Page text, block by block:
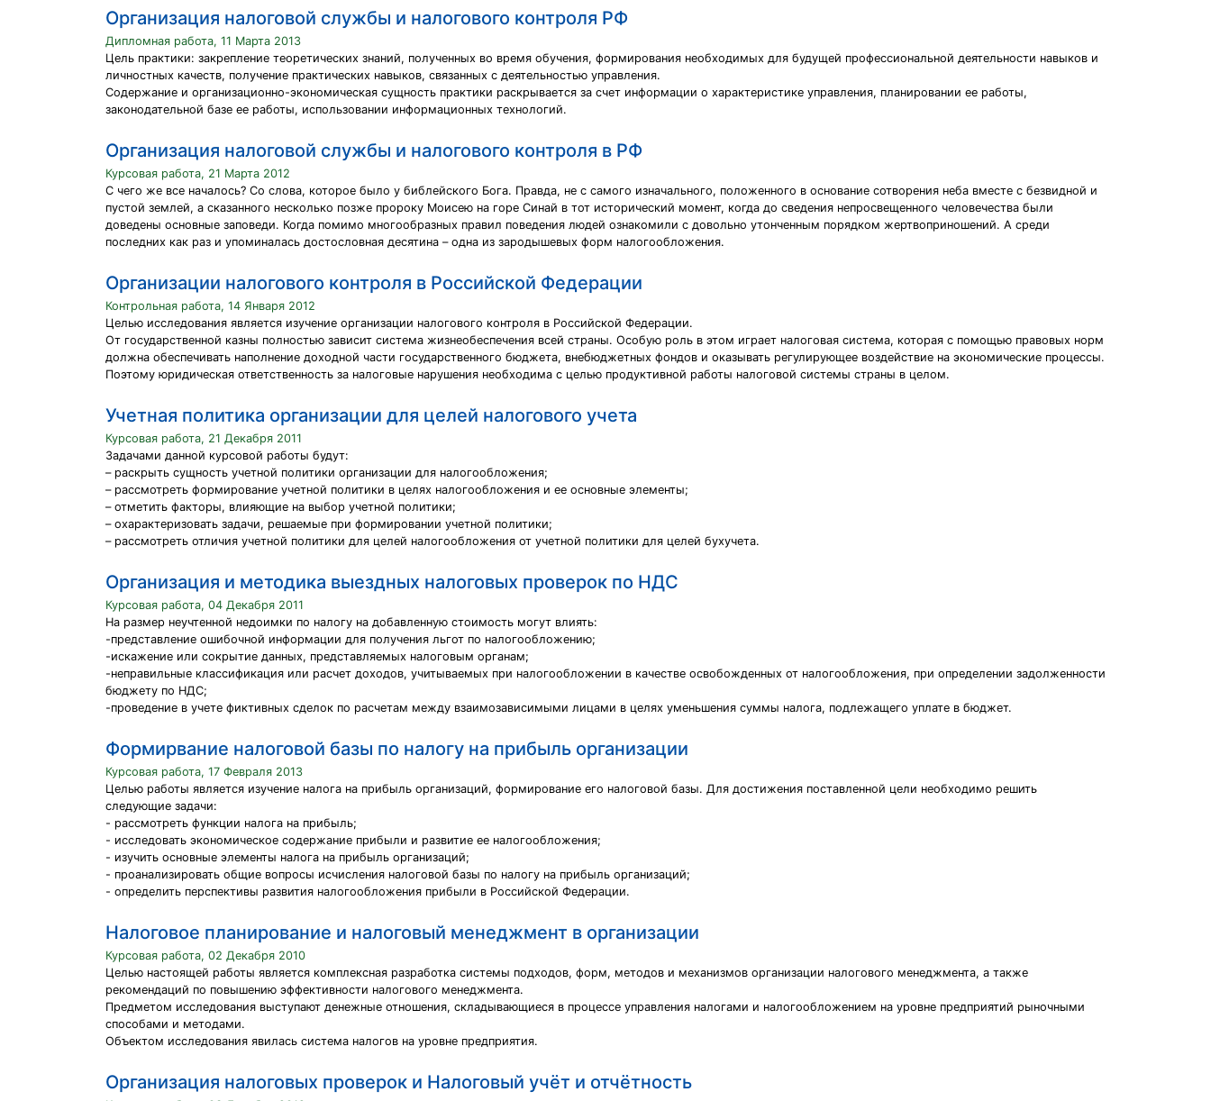
Организация налоговой службы и налогового контроля РФ
Дипломная работа, 11 Марта 2013
Цель практики: закрепление теоретических знаний, полученных во время обучения, формирования необходимых для будущей профессиональной деятельности навыков и
личностных качеств, получение практических навыков, связанных с деятельностью управления.
Содержание и организационно-экономическая сущность практики раскрывается за счет информации о характеристике управления, планировании ее работы,
законодательной базе ее работы, использовании информационных технологий.
Организация налоговой службы и налогового контроля в РФ
Курсовая работа, 21 Марта 2012
С чего же все началось? Со слова, которое было у библейского Бога. Правда, не с самого изначального, положенного в основание сотворения неба вместе с безвидной и
пустой землей, а сказанного несколько позже пророку Моисею на горе Синай в тот исторический момент, когда до сведения непросвещенного человечества были
доведены основные заповеди. Когда помимо многообразных правил поведения людей ознакомили с довольно утонченным порядком жертвоприношений. А среди
последних как раз и упоминалась достословная десятина – одна из зародышевых форм налогообложения.
Организации налогового контроля в Российской Федерации
Контрольная работа, 14 Января 2012
Целью исследования является изучение организации налогового контроля в Российской Федерации.
От государственной казны полностью зависит система жизнеобеспечения всей страны. Особую роль в этом играет налоговая система, которая с помощью правовых норм
должна обеспечивать наполнение доходной части государственного бюджета, внебюджетных фондов и оказывать регулирующее воздействие на экономические процессы.
Поэтому юридическая ответственность за налоговые нарушения необходима с целью продуктивной работы налоговой системы страны в целом.
Учетная политика организации для целей налогового учета
Курсовая работа, 21 Декабря 2011
Задачами данной курсовой работы будут:
– раскрыть сущность учетной политики организации для налогообложения;
– рассмотреть формирование учетной политики в целях налогообложения и ее основные элементы;
– отметить факторы, влияющие на выбор учетной политики;
– охарактеризовать задачи, решаемые при формировании учетной политики;
– рассмотреть отличия учетной политики для целей налогообложения от учетной политики для целей бухучета.
Организация и методика выездных налоговых проверок по НДС
Курсовая работа, 04 Декабря 2011
На размер неучтенной недоимки по налогу на добавленную стоимость могут влиять:
-представление ошибочной информации для получения льгот по налогообложению;
-искажение или сокрытие данных, представляемых налоговым органам;
-неправильные классификация или расчет доходов, учитываемых при налогообложении в качестве освобожденных от налогообложения, при определении задолженности
бюджету по НДС;
-проведение в учете фиктивных сделок по расчетам между взаимозависимыми лицами в целях уменьшения суммы налога, подлежащего уплате в бюджет.
Формирвание налоговой базы по налогу на прибыль организации
Курсовая работа, 17 Февраля 2013
Целью работы является изучение налога на прибыль организаций, формирование его налоговой базы. Для достижения поставленной цели необходимо решить
следующие задачи:
- рассмотреть функции налога на прибыль;
- исследовать экономическое содержание прибыли и развитие ее налогообложения;
- изучить основные элементы налога на прибыль организаций;
- проанализировать общие вопросы исчисления налоговой базы по налогу на прибыль организаций;
- определить перспективы развития налогообложения прибыли в Российской Федерации.
Налоговое планирование и налоговый менеджмент в организации
Курсовая работа, 02 Декабря 2010
Целью настоящей работы является комплексная разработка системы подходов, форм, методов и механизмов организации налогового менеджмента, а также
рекомендаций по повышению эффективности налогового менеджмента.
Предметом исследования выступают денежные отношения, складывающиеся в процессе управления налогами и налогообложением на уровне предприятий рыночными
способами и методами.
Объектом исследования явилась система налогов на уровне предприятия.
Организация налоговых проверок и Налоговый учёт и отчётность